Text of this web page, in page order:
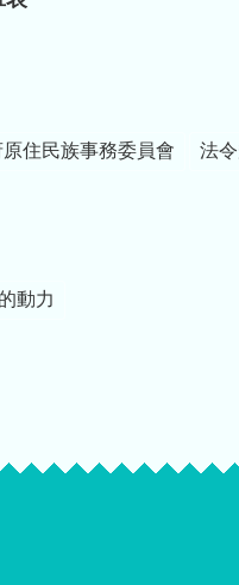
住民族事務委員會 法
動力